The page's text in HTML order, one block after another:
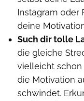
Instagram oder
deine
Such dir tolle
die gleiche
vielleicht
die Motivation
schwindet.